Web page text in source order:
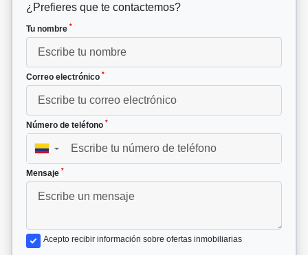
¿Prefieres que te contactemos?
Tu nombre *
Correo electrónico *
Número de teléfono *
▼
Mensaje *
Acepto recibir información sobre ofertas inmobiliarias